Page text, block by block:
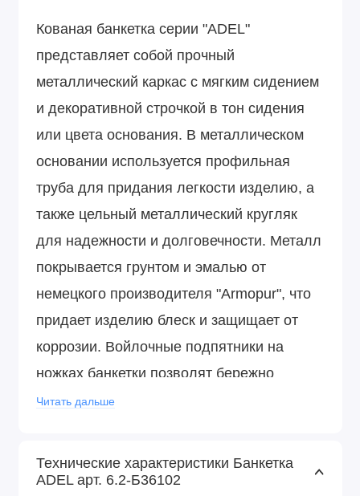
Кованая банкетка серии "ADEL"
представляет собой прочный
металлический каркас с мягким сидением
и декоративной строчкой в тон сидения
или цвета основания. В металлическом
основании используется профильная
труба для придания легкости изделию, а
также цельный металлический кругляк
для надежности и долговечности. Металл
покрывается грунтом и эмалью от
немецкого производителя "Armopur", что
придает изделию блеск и защищает от
коррозии. Войлочные подпятники на
ножках банкетки позволят бережно
эксплуатировать ее на любом покрытии
Читать дальше
Технические характеристики Банкетка
ADEL арт. 6.2-Б36102